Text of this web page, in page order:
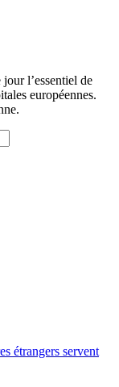
l’essentiel de
européennes.
étrangers servent